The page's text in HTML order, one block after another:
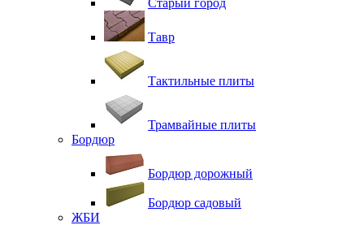
Старый город
Тавр
Тактильные плиты
Трамвайные плиты
Бордюр
Бордюр дорожный
Бордюр садовый
ЖБИ